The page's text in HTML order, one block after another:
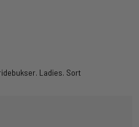
Ladies. Sort